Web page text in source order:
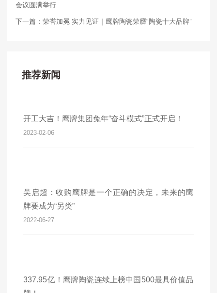
会议圆满举行
下一篇：荣誉加冕 实力见证｜鹰牌陶瓷荣膺“陶瓷十大品牌”
推荐新闻
开工大吉！鹰牌集团兔年“奋斗模式”正式开启！
2023-02-06
吴启超：收购鹰牌是一个正确的决定，未来的鹰
牌要成为“另类”
2022-06-27
337.95亿！鹰牌陶瓷连续上榜中国500最具价值品